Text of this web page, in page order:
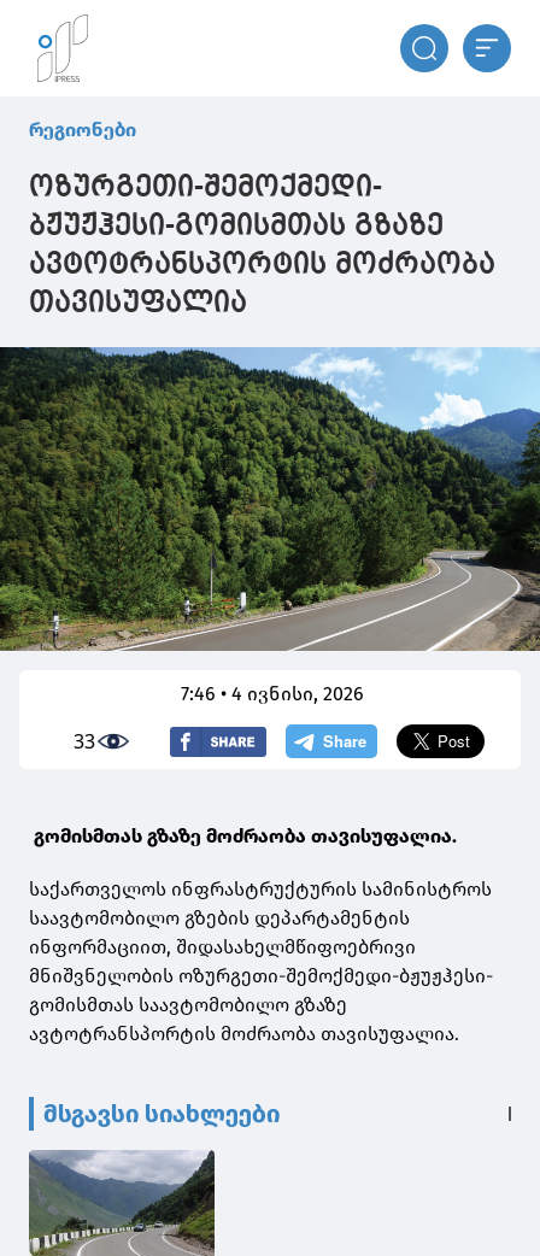
რეგიონები
ოზურგეთი-შემოქმედი-
ბჟუჟჰესი-გომისმთას გზაზე
ავტოტრანსპორტის მოძრაობა
თავისუფალია
7:46 • 4 ივნისი, 2026
33
გომისმთას გზაზე მოძრაობა თავისუფალია.
საქართველოს ინფრასტრუქტურის სამინისტროს
საავტომობილო გზების დეპარტამენტის
ინფორმაციით, შიდასახელმწიფოებრივი
მნიშვნელობის ოზურგეთი-შემოქმედი-ბჟუჟჰესი-
გომისმთას საავტომობილო გზაზე
ავტოტრანსპორტის მოძრაობა თავისუფალია.
მსგავსი სიახლეები